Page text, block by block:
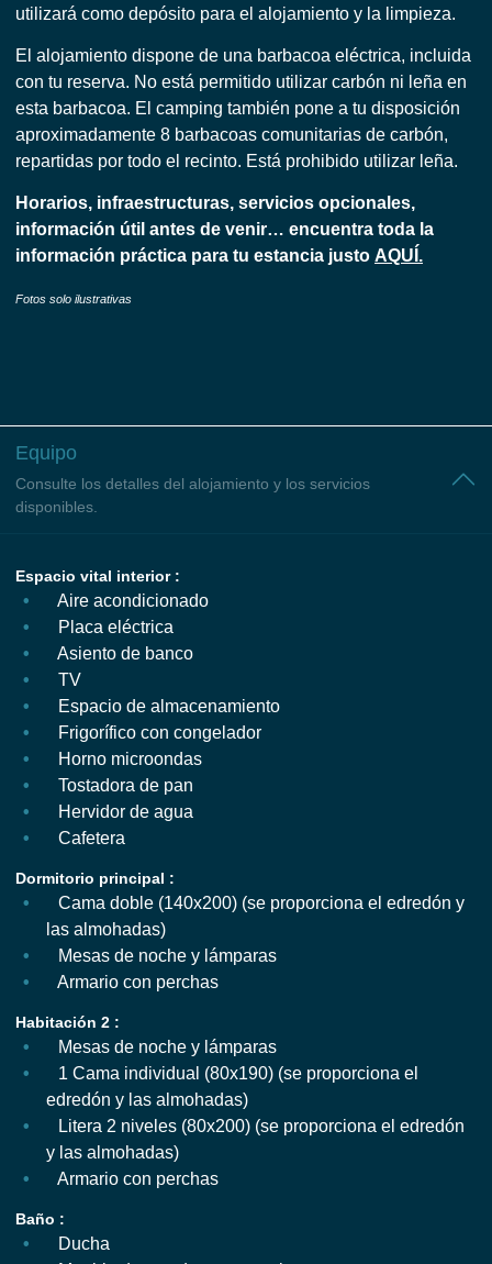
utilizará como depósito para el alojamiento y la limpieza.
El alojamiento dispone de una barbacoa eléctrica, incluida
con tu reserva. No está permitido utilizar carbón ni leña en
esta barbacoa. El camping también pone a tu disposición
aproximadamente 8 barbacoas comunitarias de carbón,
repartidas por todo el recinto. Está prohibido utilizar leña.
Horarios, infraestructuras, servicios opcionales,
información útil antes de venir… encuentra toda la
información práctica para tu estancia justo AQUÍ.
Fotos solo ilustrativas
Equipo
Consulte los detalles del alojamiento y los servicios
disponibles.
Espacio vital interior :
Aire acondicionado
Placa eléctrica
Asiento de banco
TV
Espacio de almacenamiento
Frigorífico con congelador
Horno microondas
Tostadora de pan
Hervidor de agua
Cafetera
Dormitorio principal :
Cama doble (140x200) (se proporciona el edredón y
las almohadas)
Mesas de noche y lámparas
Armario con perchas
Habitación 2 :
Mesas de noche y lámparas
1 Cama individual (80x190) (se proporciona el
edredón y las almohadas)
Litera 2 niveles (80x200) (se proporciona el edredón
y las almohadas)
Armario con perchas
Baño :
Ducha